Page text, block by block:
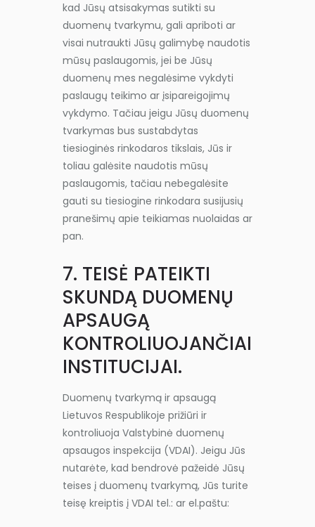
kad Jūsų atsisakymas sutikti su
duomenų tvarkymu, gali apriboti ar
visai nutraukti Jūsų galimybę naudotis
mūsų paslaugomis, jei be Jūsų
duomenų mes negalėsime vykdyti
paslaugų teikimo ar įsipareigojimų
vykdymo. Tačiau jeigu Jūsų duomenų
tvarkymas bus sustabdytas
tiesioginės rinkodaros tikslais, Jūs ir
toliau galėsite naudotis mūsų
paslaugomis, tačiau nebegalėsite
gauti su tiesiogine rinkodara susijusių
pranešimų apie teikiamas nuolaidas ar
pan.
7. TEISĖ PATEIKTI
SKUNDĄ DUOMENŲ
APSAUGĄ
KONTROLIUOJANČIAI
INSTITUCIJAI.
Duomenų tvarkymą ir apsaugą
Lietuvos Respublikoje prižiūri ir
kontroliuoja Valstybinė duomenų
apsaugos inspekcija (VDAI). Jeigu Jūs
nutarėte, kad bendrovė pažeidė Jūsų
teises į duomenų tvarkymą, Jūs turite
teisę kreiptis į VDAI tel.: ar el.paštu: